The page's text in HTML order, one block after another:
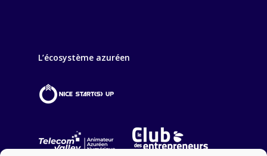
L’écosystème azuréen